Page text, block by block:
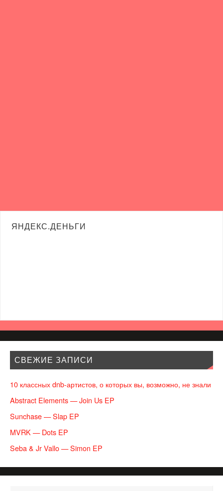
ЯНДЕКС.ДЕНЬГИ
СВЕЖИЕ ЗАПИСИ
10 классных dnb-артистов, о которых вы, возможно, не знали
Abstract Elements — Join Us EP
Sunchase — Slap EP
MVRK — Dots EP
Seba & Jr Vallo — Simon EP